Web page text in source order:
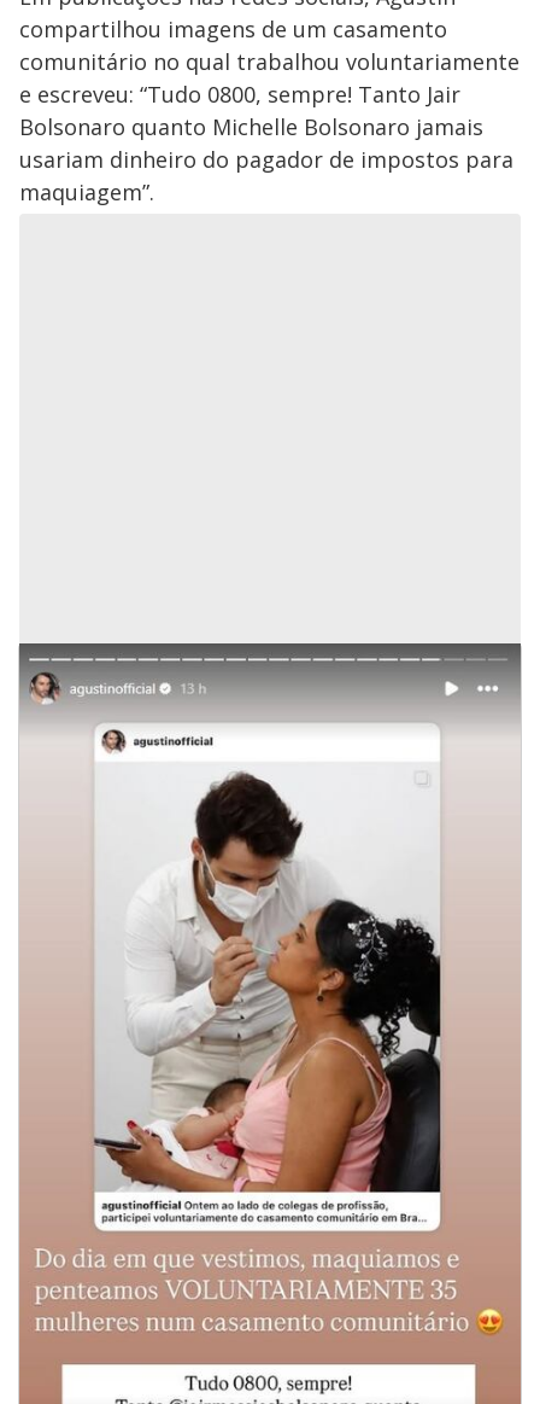
compartilhou imagens de um casamento
comunitário no qual trabalhou voluntariamente
e escreveu: “Tudo 0800, sempre! Tanto Jair
Bolsonaro quanto Michelle Bolsonaro jamais
usariam dinheiro do pagador de impostos para
maquiagem”.